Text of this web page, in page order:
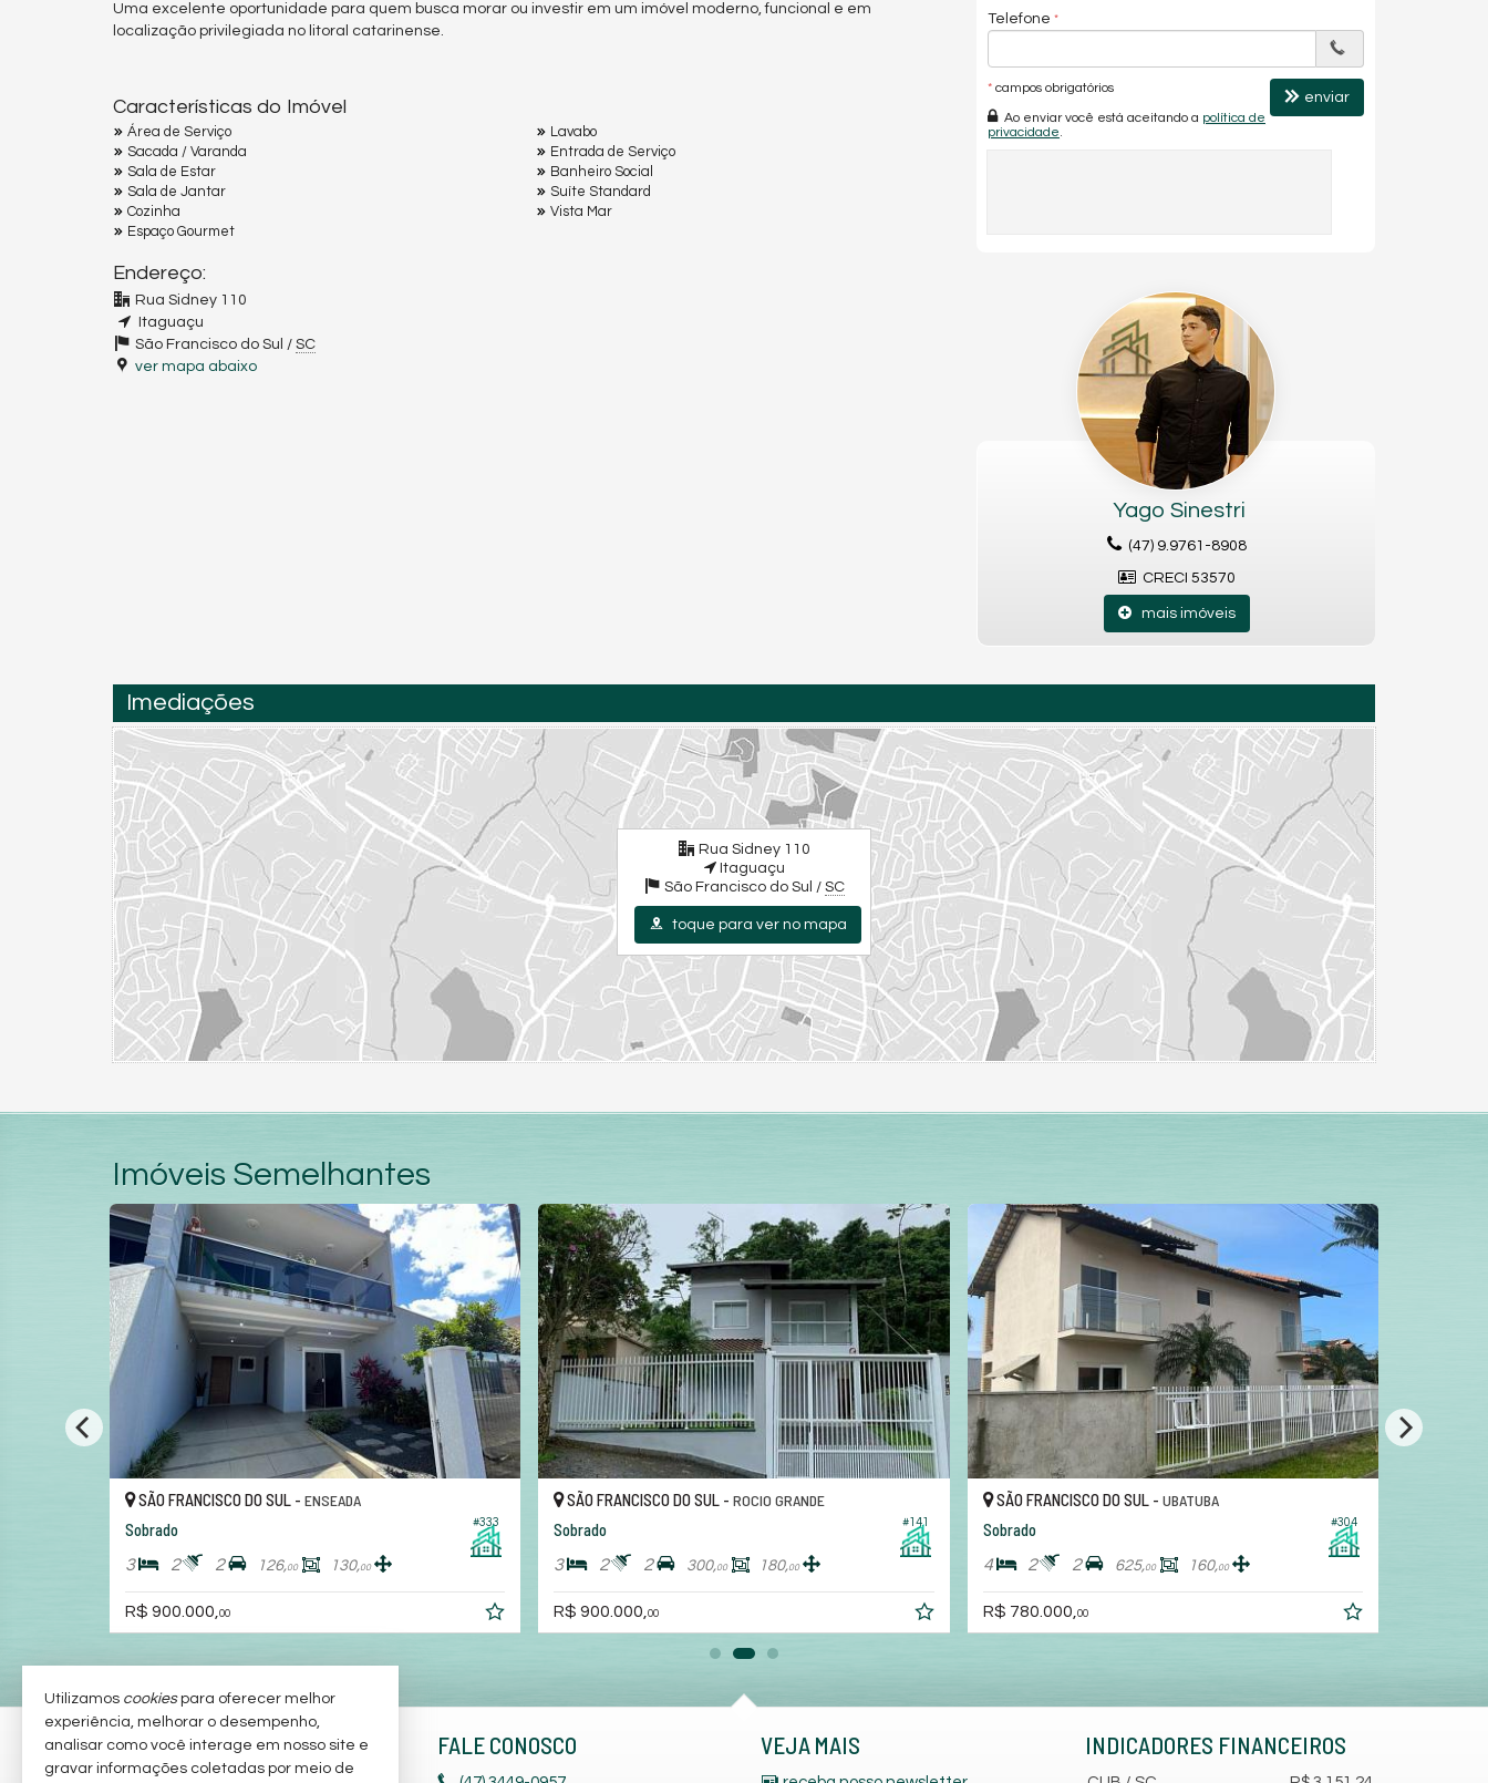
Uma excelente oportunidade para quem busca morar ou investir em um imóvel moderno, funcional e em
localização privilegiada no litoral catarinense.
Características do Imóvel
Área de Serviço
Sacada / Varanda
Sala de Estar
Sala de Jantar
Cozinha
Espaço Gourmet
Lavabo
Entrada de Serviço
Banheiro Social
Suíte Standard
Vista Mar
Endereço:
Rua Sidney 110
Itaguaçu
São Francisco do Sul / SC
ver mapa abaixo
Telefone
* campos obrigatórios
Ao enviar você está aceitando a política de
privacidade
enviar
Yago Sinestri
(47) 9.9761-8908
CRECI 53570
mais imóveis
Imediações
Rua Sidney 110
Itaguaçu
São Francisco do Sul / SC
toque para ver no mapa
Imóveis Semelhantes
#333
SÃO FRANCISCO DO SUL - ENSEADA
Sobrado
3 2 2 126,00 130,00
R$ 900.000,00
#141
SÃO FRANCISCO DO SUL -ROCIO GRANDE
Sobrado
3 2 2 300,00 180,00
R$ 900.000,00
#304
SÃO FRANCISCO DO SUL - UBATUBA
Sobrado
4 2 2 625,00 160,00
R$ 780.000,00
ANDREIA SINESTRI IMÓVEIS FALE CONOSCO VEJA MAIS INDICADORES FINANCEIROS
Utilizamos cookiespara oferecer melhor
experiência, melhorar o desempenho,
analisar como você interage em nosso site e
gravar informações coletadas por meio de